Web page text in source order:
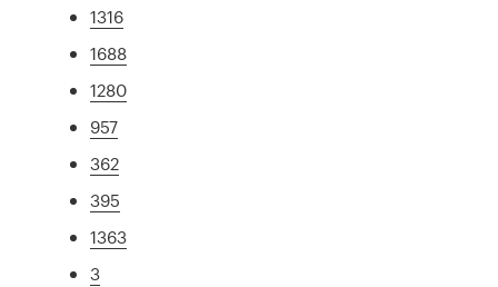
1316
1688
1280
957
362
395
1363
3